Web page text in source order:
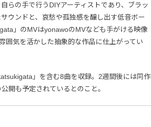
らの手で行うDIYアーティストであり、ブラッ
ウンドと、哀愁や孤独感を醸し出す低音ボー
」のMVはyonawoのMVなども手がける映像
囲気を活かした抽象的な作品に仕上がってい
」を含む8曲を収録。2週間後には同作
開も予定されているとのこと。